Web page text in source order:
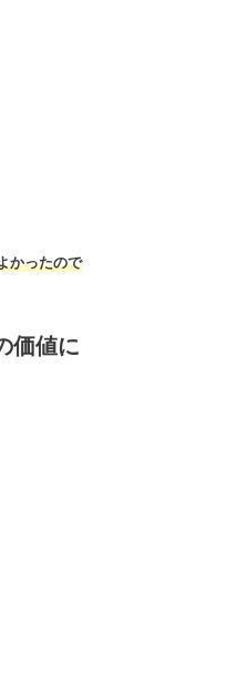
かったので
価値に